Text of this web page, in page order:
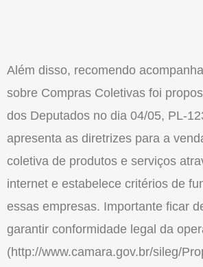
Além disso, recomendo
sobre Compras Coletivas foi
dos Deputados no dia 04/05, PL-
apresenta as diretrizes para a
coletiva de produtos e serviços
internet e estabelece critérios de
essas empresas. Importante ficar
garantir conformidade legal da
(http://www.camara.gov.br/sileg/